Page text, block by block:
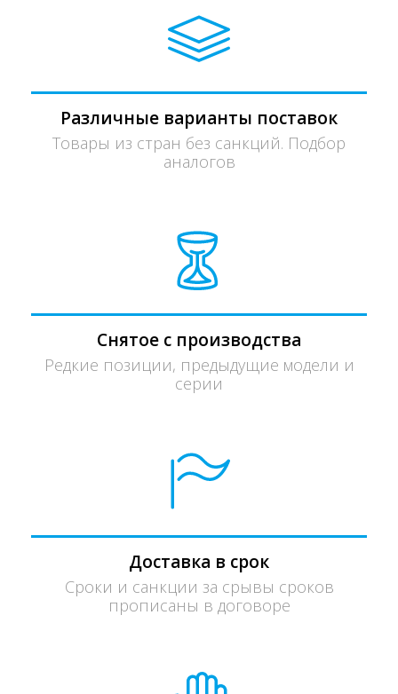
Различные варианты поставок
Товары из стран без санкций. Подбор
аналогов
Снятое с производства
Редкие позиции, предыдущие модели и
серии
Доставка в срок
Сроки и санкции за срывы сроков
прописаны в договоре